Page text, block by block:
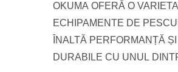
OKUMA OFERĂ O
ECHIPAMENTE DE
ÎNALTĂ PERFORMANȚĂ ȘI
DURABILE CU UNUL
ROLA DE PESCUIT
TESORO LDJ